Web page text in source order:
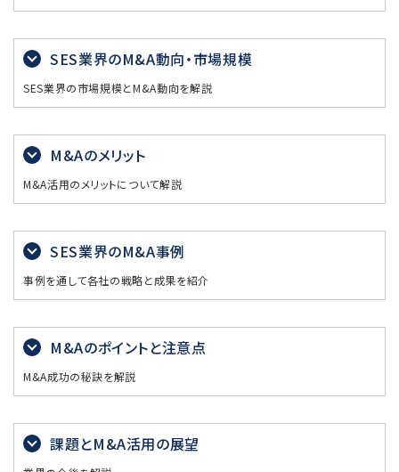
SES業界のM&A動向・市場規模
SES業界の市場規模とM&A動向を解説
M&Aのメリット
M&A活用のメリットについて解説
SES業界のM&A事例
事例を通して各社の戦略と成果を紹介
M&Aのポイントと注意点
M&A成功の秘訣を解説
課題とM&A活用の展望